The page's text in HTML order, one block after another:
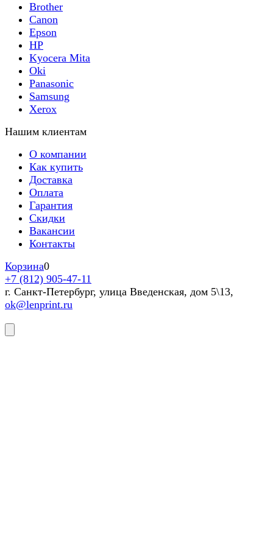
Brother
Canon
Epson
HP
Kyocera Mita
Oki
Panasonic
Samsung
Xerox
Нашим клиентам
О компании
Как купить
Доставка
Оплата
Гарантия
Скидки
Вакансии
Контакты
Корзина0
+7 (812) 905-47-11
г. Санкт-Петербург, улица Введенская, дом 5\13,
ok@lenprint.ru